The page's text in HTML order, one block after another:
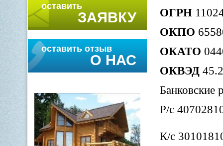
оставить
ЗАЯВКУ
оставить отзыв
О НАС
ОГРН
ОКПО
ОКАТО
ОКВЭД
Банковские
Р/с
К/с